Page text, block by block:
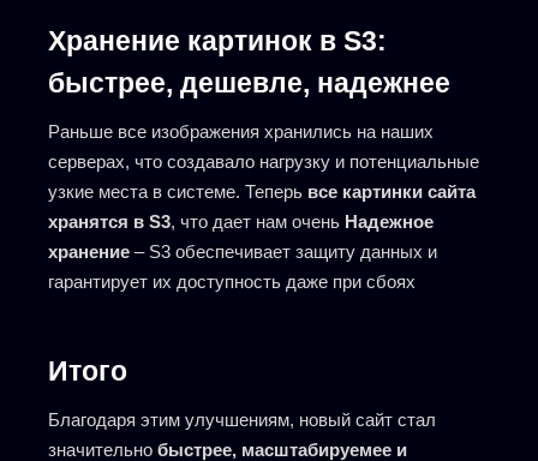
Хранение картинок в S3:
быстрее, дешевле, надежнее
Раньше все изображения хранились на наших
серверах, что создавало нагрузку и потенциальные
узкие места в системе. Теперь все картинки сайта
хранятся в S3, что дает нам очень Надежное
хранение – S3 обеспечивает защиту данных и
гарантирует их доступность даже при сбоях
Итого
Благодаря этим улучшениям, новый сайт стал
значительно быстрее, масштабируемее и